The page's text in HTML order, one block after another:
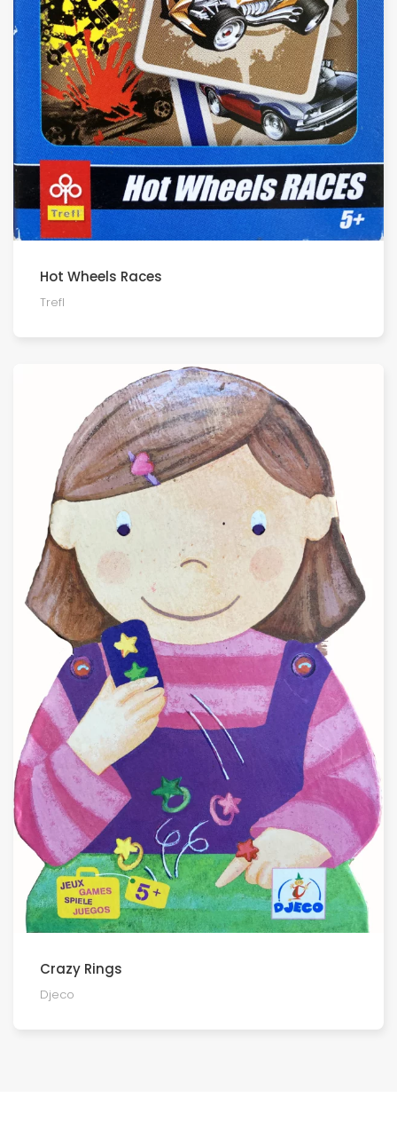
Hot Wheels Races
Trefl
Crazy Rings
Djeco